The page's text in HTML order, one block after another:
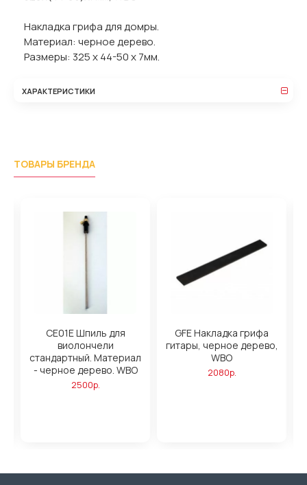
Накладка грифа для домры.
Материал: черное дерево.
Размеры: 325 х 44-50 х 7мм.
ХАРАКТЕРИСТИКИ
ТОВАРЫ БРЕНДА
CE01E Шпиль для
виолончели
стандартный. Материал
- черное дерево. WBO
2500р.
GFE Накладка грифа
гитары, черное дерево,
WBO
2080р.